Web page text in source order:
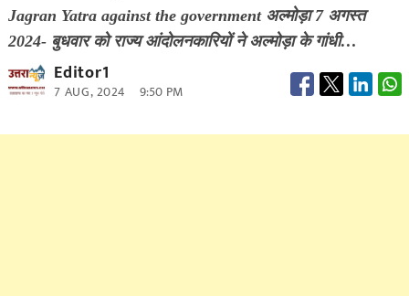
Jagran Yatra against the government अल्मोड़ा 7 अगस्त
2024- बुधवार को राज्य आंदोलनकारियों ने अल्मोड़ा के गांधी…
Editor1
7 AUG, 2024 9:50 PM